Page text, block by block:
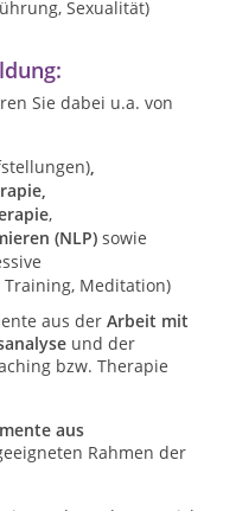
Sexualität)
Sie dabei u.a. von
,
,
(NLP) sowie
Meditation)
aus der Arbeit mit
und der
bzw. Therapie
aus
Rahmen der